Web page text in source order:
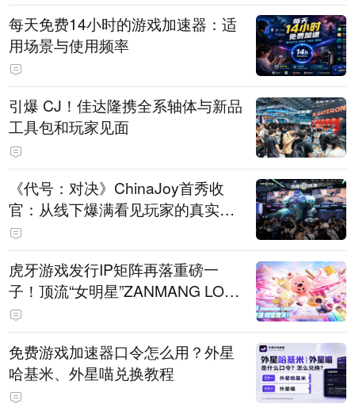
每天免费14小时的游戏加速器：适
用场景与使用频率
引爆 CJ！佳达隆携全系轴体与新品
工具包和玩家见面
《代号：对决》ChinaJoy首秀收
官：从线下爆满看见玩家的真实期
待
虎牙游戏发行IP矩阵再落重磅一
子！顶流“女明星”ZANMANG LOO
PY 正版3D消除手游《消消奇遇》
惊喜曝光
免费游戏加速器口令怎么用？外星
哈基米、外星喵兑换教程